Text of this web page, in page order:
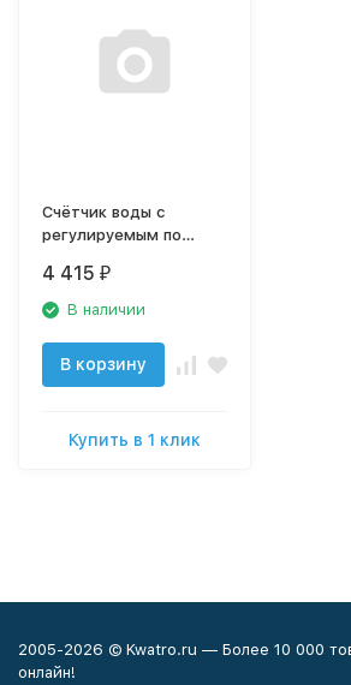
Счётчик воды с
регулируемым по
потока FC-3000W
4 415 ₽
В наличии
В корзину
Купить в 1 клик
2005-2026 © Kwatro.ru — Более 10 000
онлайн!